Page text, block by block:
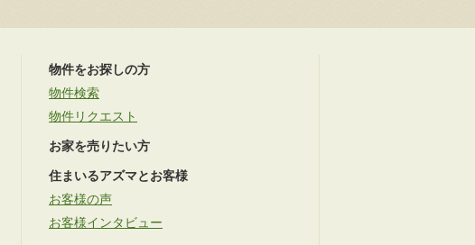
物件をお探しの方
物件検索
物件リクエスト
お家を売りたい方
住まいるアズマとお客様
お客様の声
お客様インタビュー